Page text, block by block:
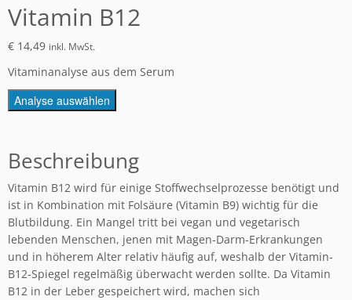
Vitamin B12
€ 14,49 inkl. MwSt.
Vitaminanalyse aus dem Serum
Analyse auswählen
Beschreibung
Vitamin B12 wird für einige Stoffwechselprozesse benötigt und
ist in Kombination mit Folsäure (Vitamin B9) wichtig für die
Blutbildung. Ein Mangel tritt bei vegan und vegetarisch
lebenden Menschen, jenen mit Magen-Darm-Erkrankungen
und in höherem Alter relativ häufig auf, weshalb der Vitamin-
B12-Spiegel regelmäßig überwacht werden sollte. Da Vitamin
B12 in der Leber gespeichert wird, machen sich